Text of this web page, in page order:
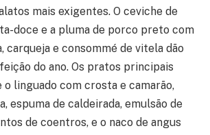
mais exigentes. O ceviche de
doce e a pluma de porco preto com
carqueja e consommé de vitela dão
do ano. Os pratos principais
linguado com crosta e camarão,
espuma de caldeirada, emulsão de
de coentros, e o naco de angus